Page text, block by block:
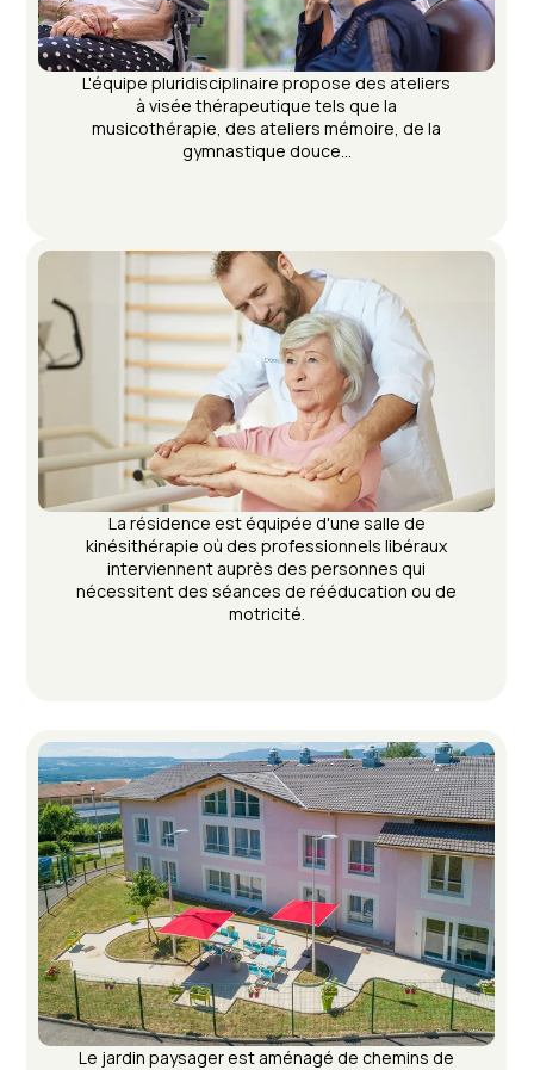
L'équipe pluridisciplinaire propose des ateliers
à visée thérapeutique tels que la
musicothérapie, des ateliers mémoire, de la
gymnastique douce...
La résidence est équipée d'une salle de
kinésithérapie où des professionnels libéraux
interviennent auprès des personnes qui
nécessitent des séances de rééducation ou de
motricité.
Le jardin paysager est aménagé de chemins de